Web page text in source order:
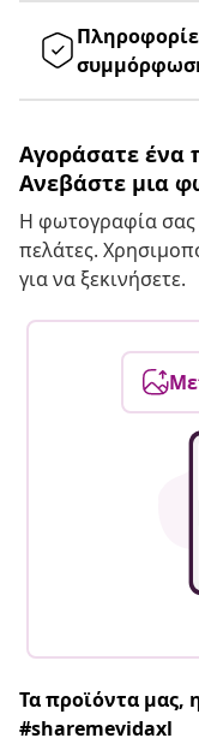
Αγοράσατε ένα
Ανεβάστε μια
Η φωτογραφία σας
πελάτες.
για να ξεκινήσετε.
Τα προϊόντα μας,
#sharemevidaxl